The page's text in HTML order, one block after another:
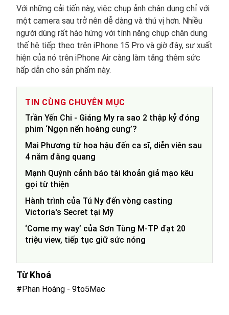
Với những cải tiến này, việc chụp ảnh chân dung chỉ với
một camera sau trở nên dễ dàng và thú vị hơn. Nhiều
người dùng rất hào hứng với tính năng chụp chân dung
thế hệ tiếp theo trên iPhone 15 Pro và giờ đây, sự xuất
hiện của nó trên iPhone Air càng làm tăng thêm sức
hấp dẫn cho sản phẩm này.
TIN CÙNG CHUYÊN MỤC
Trần Yến Chi - Giáng My ra sao 2 thập kỷ đóng
phim ‘Ngọn nến hoàng cung’?
Mai Phương từ hoa hậu đến ca sĩ, diễn viên sau
4 năm đăng quang
Mạnh Quỳnh cảnh báo tài khoản giả mạo kêu
gọi từ thiện
Hành trình của Tú Ny đến vòng casting
Victoria's Secret tại Mỹ
‘Come my way’ của Sơn Tùng M-TP đạt 20
triệu view, tiếp tục giữ sức nóng
Từ Khoá
#Phan Hoàng - 9to5Mac